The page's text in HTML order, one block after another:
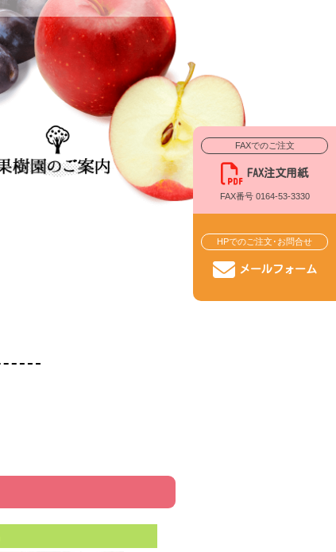
FAXでのご注文
FAX注文用紙
FAX番号 0164-53-3330
HPでのご注文･お問合せ
メールフォーム